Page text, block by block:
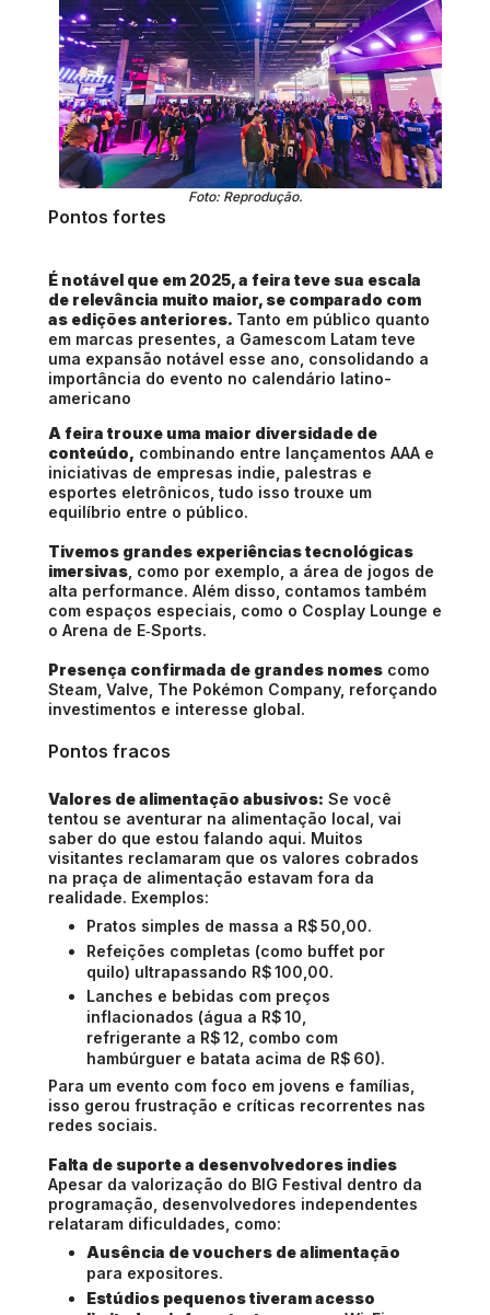
Foto: Reprodução.
Pontos fortes
É notável que em 2025, a feira teve sua escala
de relevância muito maior, se comparado com
as edições anteriores. Tanto em público quanto
em marcas presentes, a Gamescom Latam teve
uma expansão notável esse ano, consolidando a
importância do evento no calendário latino-
americano
A feira trouxe uma maior diversidade de
conteúdo, combinando entre lançamentos AAA e
iniciativas de empresas indie, palestras e
esportes eletrônicos, tudo isso trouxe um
equilíbrio entre o público.
Tivemos grandes experiências tecnológicas
imersivas , como por exemplo, a área de jogos de
alta performance. Além disso, contamos também
com espaços especiais, como o Cosplay Lounge e
o Arena de E‑Sports.
Presença confirmada de grandes nomes como
Steam, Valve, The Pokémon Company, reforçando
investimentos e interesse global.
Pontos fracos
Valores de alimentação abusivos: Se você
tentou se aventurar na alimentação local, vai
saber do que estou falando aqui. Muitos
visitantes reclamaram que os valores cobrados
na praça de alimentação estavam fora da
realidade. Exemplos:
Pratos simples de massa a R$ 50,00.
Refeições completas (como buffet por
quilo) ultrapassando R$ 100,00.
Lanches e bebidas com preços
inflacionados (água a R$ 10,
refrigerante a R$ 12, combo com
hambúrguer e batata acima de R$ 60).
Para um evento com foco em jovens e famílias,
isso gerou frustração e críticas recorrentes nas
redes sociais.
Falta de suporte a desenvolvedores indies
Apesar da valorização do BIG Festival dentro da
programação, desenvolvedores independentes
relataram dificuldades, como:
Ausência de vouchers de alimentação
para expositores.
Estúdios pequenos tiveram acesso